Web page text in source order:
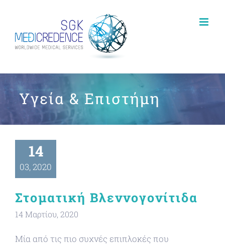
content
Υγεία & Επιστήμη
14
03, 2020
Στοματική Βλεννογονίτιδα
14 Μαρτίου, 2020
Μία από τις πιο συχνές επιπλοκές που